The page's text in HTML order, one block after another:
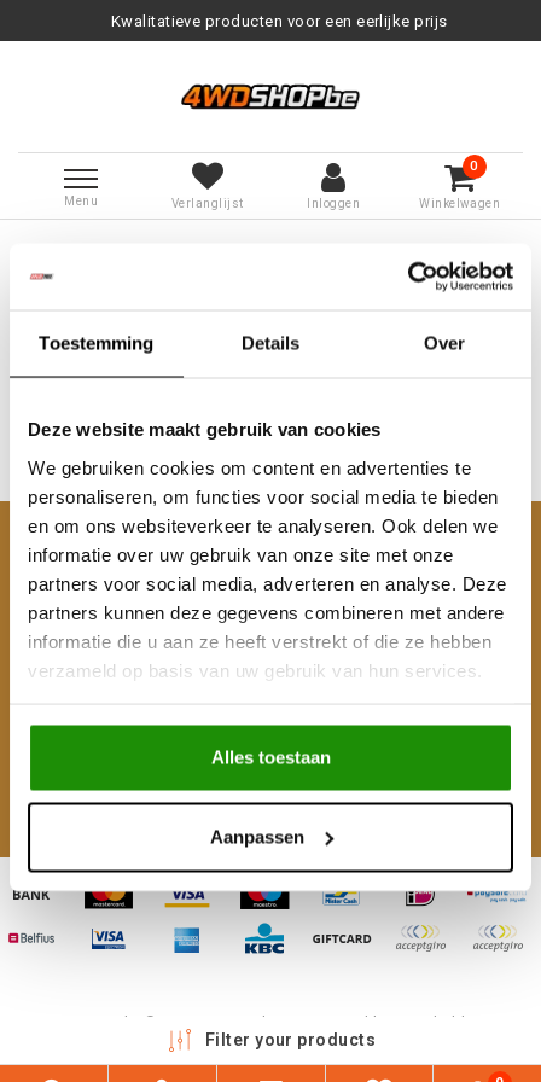
Toestemming Details Over
Deze website maakt gebruik van cookies
We gebruiken cookies om content en advertenties te
personaliseren, om functies voor social media te bieden
en om ons websiteverkeer te analyseren. Ook delen we
informatie over uw gebruik van onze site met onze
partners voor social media, adverteren en analyse. Deze
partners kunnen deze gegevens combineren met andere
informatie die u aan ze heeft verstrekt of die ze hebben
verzameld op basis van uw gebruik van hun services.
Alles toestaan
Aanpassen
Kwalitatieve producten voor een eerlijke prijs
Menu Verlanglijst Inloggen
0
Winkelwagen
Producten getagd met medium
daktent
Geen producten gevonden!...
Klantenservice
Mijn account
Categorieën
Contactgegevens
Volg ons
Copyright © 2026 - 4WD Shop | Powered by emarkable
Filter your products